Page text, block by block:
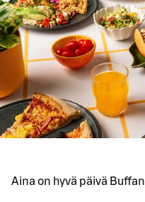
Aina on hyvä päivä